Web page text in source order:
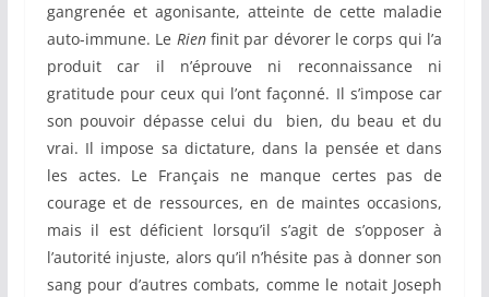
gangrenée et agonisante, atteinte de cette maladie
auto-immune. Le Rien finit par dévorer le corps qui l’a
produit car il n’éprouve ni reconnaissance ni
gratitude pour ceux qui l’ont façonné. Il s’impose car
son pouvoir dépasse celui du bien, du beau et du
vrai. Il impose sa dictature, dans la pensée et dans
les actes. Le Français ne manque certes pas de
courage et de ressources, en de maintes occasions,
mais il est déficient lorsqu’il s’agit de s’opposer à
l’autorité injuste, alors qu’il n’hésite pas à donner son
sang pour d’autres combats, comme le notait Joseph